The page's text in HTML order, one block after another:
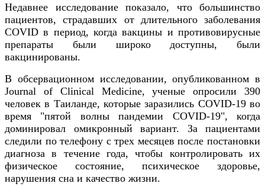
Недавнее исследование показало, что большинство
пациентов, страдавших от длительного заболевания
COVID в период, когда вакцины и противовирусные
препараты были широко доступны, были
вакцинированы.
В обсервационном исследовании, опубликованном в
Journal of Clinical Medicine, ученые опросили 390
человек в Таиланде, которые заразились COVID-19 во
время "пятой волны пандемии COVID-19", когда
доминировал омикронный вариант. За пациентами
следили по телефону с трех месяцев после постановки
диагноза в течение года, чтобы контролировать их
физическое состояние, психическое здоровье,
нарушения сна и качество жизни.